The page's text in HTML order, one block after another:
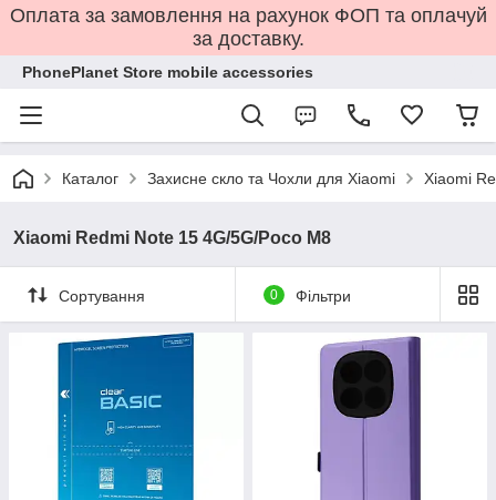
Оплата за замовлення на рахунок ФОП та оплачуй
за доставку.
PhonePlanet Store mobile accessories
Каталог Захисне скло та Чохли для Xiaomi Xiaomi
Xiaomi Redmi Note 15 4G/5G/Poco M8
Сортування 0 Фільтри